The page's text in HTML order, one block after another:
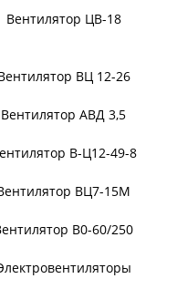
Вентилятор ЦВ-18
ВЦ 12-26